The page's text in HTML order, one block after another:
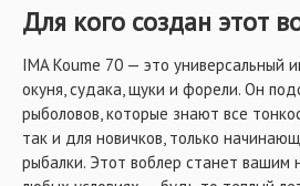
Для кого создан этот
IMA Koume 70 — это универсальный
окуня, судака, щуки и форели. Он
рыболовов, которые знают все
так и для новичков, только
рыбалки. Этот воблер станет вашим